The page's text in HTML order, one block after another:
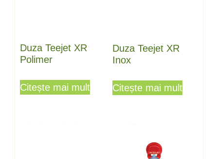
Duza Teejet XR
Polimer
Citește mai mult
Duza Teejet XR
Inox
Citește mai mult